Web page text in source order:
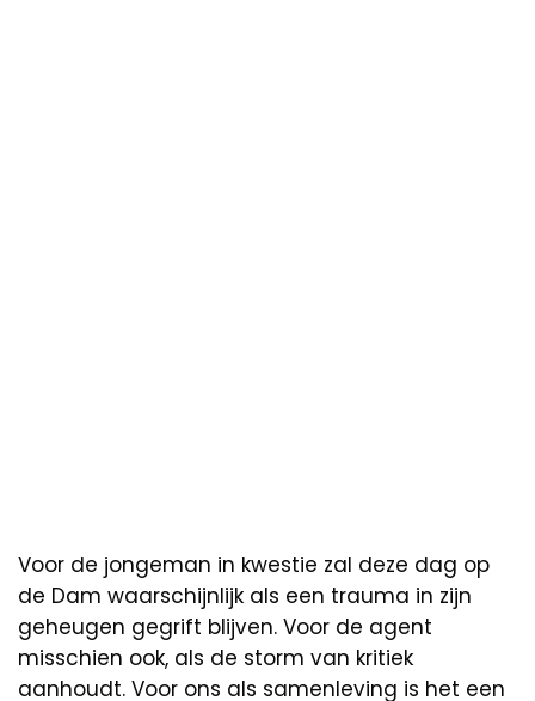
Voor de jongeman in kwestie zal deze dag op
de Dam waarschijnlijk als een trauma in zijn
geheugen gegrift blijven. Voor de agent
misschien ook, als de storm van kritiek
aanhoudt. Voor ons als samenleving is het een